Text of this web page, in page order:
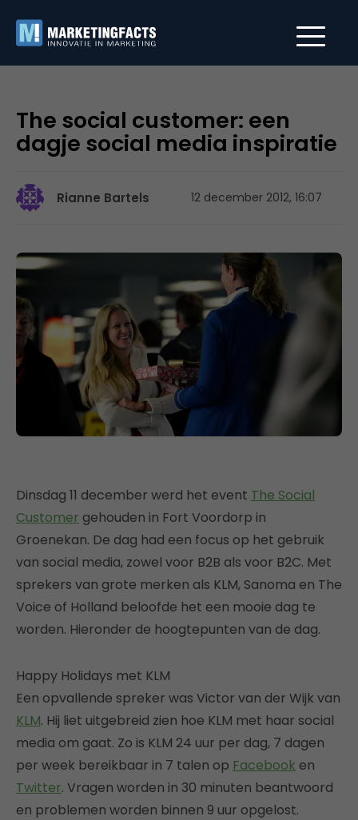
The social customer: een
dagje social media inspiratie
Rianne Bartels 12 december 2012, 16:07
Dinsdag 11 december werd het event The Social
Customer gehouden in Fort Voordorp in
Groenekan. De dag had een focus op het gebruik
van social media, zowel voor B2B als voor B2C. Met
sprekers van grote merken als KLM, Sanoma en The
Voice of Holland beloofde het een mooie dag te
worden. Hieronder de hoogtepunten van de dag.
Happy Holidays met KLM
Een opvallende spreker was Victor van der Wijk van
KLM. Hij liet uitgebreid zien hoe KLM met haar social
media om gaat. Zo is KLM 24 uur per dag, 7 dagen
per week bereikbaar in 7 talen op Facebook en
Twitter. Vragen worden in 30 minuten beantwoord
en problemen worden binnen 9 uur opgelost.